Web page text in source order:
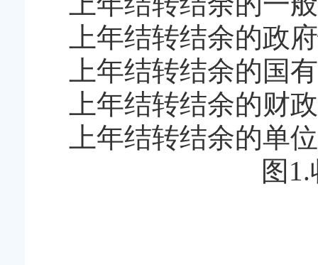
上年结转结余的政
上年结转结余的国
上年结转结余的财
上年结转结余的单
图